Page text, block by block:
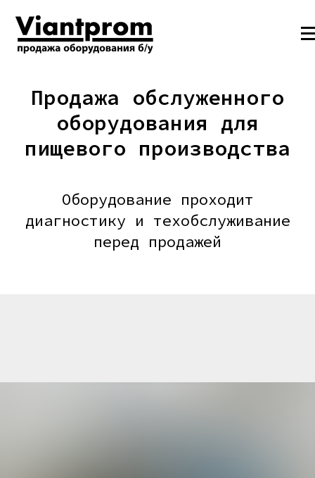
Продажа обслуженного
оборудования для
пищевого производства
Оборудование проходит
диагностику и техобслуживание
перед продажей